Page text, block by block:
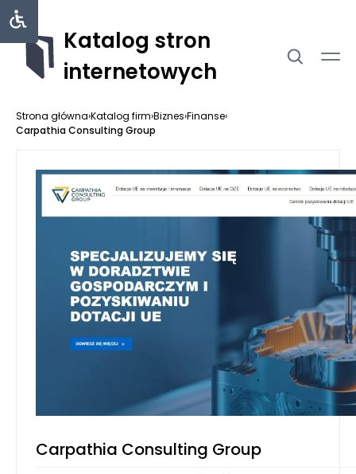
Katalog stron
internetowych
Strona główna›Katalog firm›Biznes›Finanse›
Carpathia Consulting Group
Carpathia Consulting Group